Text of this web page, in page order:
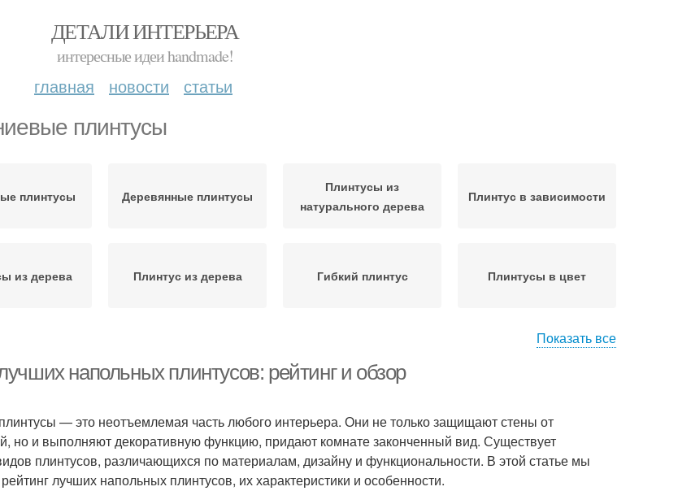
ДЕТАЛИ ИНТЕРЬЕРА
интересные идеи handmade!
главная новости статьи
плинтусы
плинтусы Деревянные плинтусы
Плинтусы из
натурального дерева
Плинтус в зависимости
из дерева Плинтус из дерева Гибкий плинтус Плинтусы в цвет
плинтусы
для
плинтусов
Плинтусы с интерьером
Материалы для
плинтусов
Показать все
напольных плинтусов: рейтинг и обзор
— это неотъемлемая часть любого интерьера. Они не только защищают стены от
но и выполняют декоративную функцию, придают комнате законченный вид. Существует
плинтусов, различающихся по материалам, дизайну и функциональности. В этой статье мы
лучших напольных плинтусов, их характеристики и особенности.